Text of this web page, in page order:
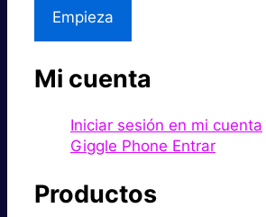
Empieza
Mi cuenta
Iniciar sesión en mi cuenta
Giggle Phone Entrar
Productos